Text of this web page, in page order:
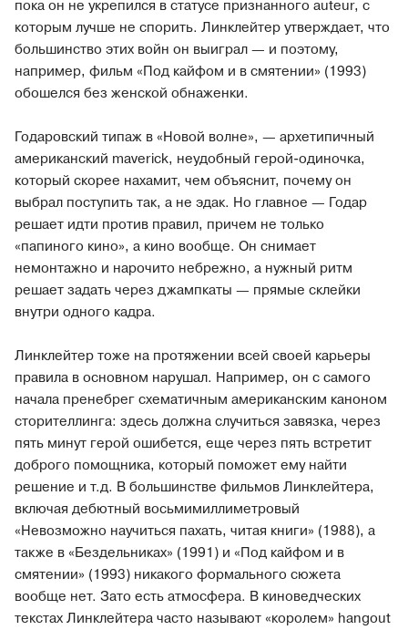
пока он не укрепился в статусе признанного auteur, с
которым лучше не спорить. Линклейтер утверждает, что
большинство этих войн он выиграл — и поэтому,
например, фильм «Под кайфом и в смятении» (1993)
обошелся без женской обнаженки.
Годаровский типаж в «Новой волне», — архетипичный
американский maverick, неудобный герой-одиночка,
который скорее нахамит, чем объяснит, почему он
выбрал поступить так, а не эдак. Но главное — Годар
решает идти против правил, причем не только
«папиного кино», а кино вообще. Он снимает
немонтажно и нарочито небрежно, а нужный ритм
решает задать через джампкаты — прямые склейки
внутри одного кадра.
Линклейтер тоже на протяжении всей своей карьеры
правила в основном нарушал. Например, он с самого
начала пренебрег схематичным американским каноном
сторителлинга: здесь должна случиться завязка, через
пять минут герой ошибется, еще через пять встретит
доброго помощника, который поможет ему найти
решение и т.д. В большинстве фильмов Линклейтера,
включая дебютный восьмимиллиметровый
«Невозможно научиться пахать, читая книги» (1988), а
также в «Бездельниках» (1991) и «Под кайфом и в
смятении» (1993) никакого формального сюжета
вообще нет. Зато есть атмосфера. В киноведческих
текстах Линклейтера часто называют «королем» hangout